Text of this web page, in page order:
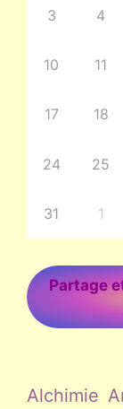
3 4
10 11
17 18
24 25
31 1
Partage
Alchimie